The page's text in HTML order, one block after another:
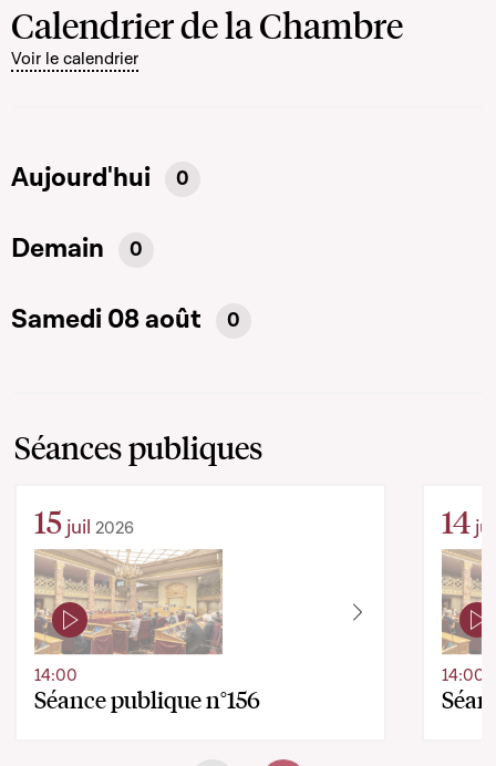
Calendrier de la Chambre
Voir le calendrier
Aujourd'hui 0
Demain 0
Samedi 08 août 0
Séances publiques
15 juil 2026
Séance publique n°156
14:00
14
14:00